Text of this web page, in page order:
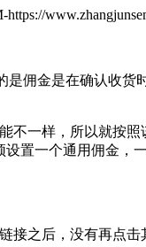
佣金是在确认收货
一样，所以就按照
置一个通用佣金，
之后，没有再点击